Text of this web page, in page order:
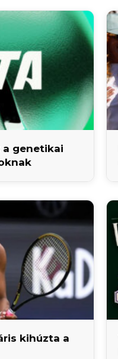
a genetikai
kihúzta a